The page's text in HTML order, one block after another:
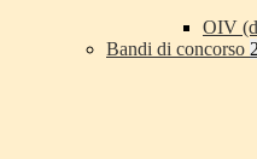
OIV
Bandi di concorso